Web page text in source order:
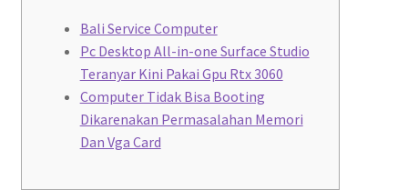
Bali Service Computer
Pc Desktop All-in-one Surface Studio
Teranyar Kini Pakai Gpu Rtx 3060
Computer Tidak Bisa Booting
Dikarenakan Permasalahan Memori
Dan Vga Card